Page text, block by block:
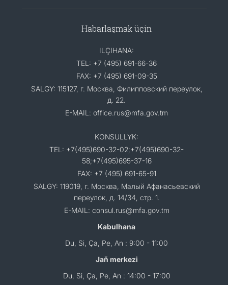
Habarlaşmak üçin
ILÇIHANA:
TEL: +7 (495) 691-66-36
FAX: +7 (495) 691-09-35
SALGY: 115127, г. Москва, Филипповский переулок,
д. 22.
E-MAIL: office.rus@mfa.gov.tm
KONSULLYK:
TEL: +7(495)690-32-02;+7(495)690-32-
58;+7(495)695-37-16
FAX: +7 (495) 691-65-91
SALGY: 119019, г. Москва, Малый Афанасьевский
переулок, д. 14/34, стр. 1.
E-MAIL: consul.rus@mfa.gov.tm
Kabulhana
Du, Si, Ça, Pe, An : 9:00 - 11:00
Jaň merkezi
Du, Si, Ça, Pe, An : 14:00 - 17:00